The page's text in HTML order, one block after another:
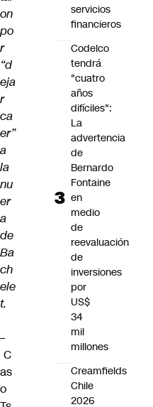
on
po
r
“d
eja
r
ca
er”
a
la
nu
er
a
de
Ba
ch
ele
t.
–
C
as
o
servicios
financieros
Codelco
tendrá
"cuatro
años
difíciles":
La
advertencia
de
Bernardo
Fontaine
en
medio
de
reevaluación
de
inversiones
por
US$
34
mil
millones
Creamfields
Chile
2026